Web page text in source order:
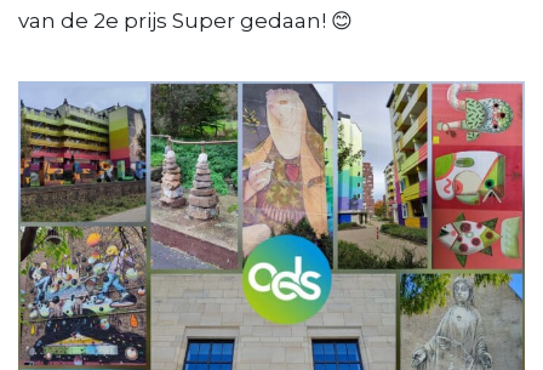
van de 2e prijs Super gedaan! 😊